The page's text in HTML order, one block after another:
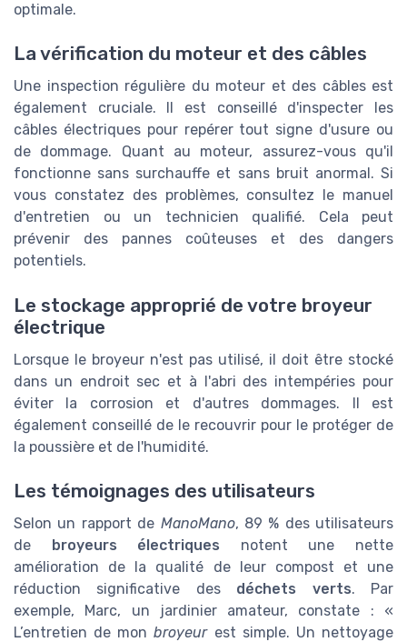
optimale.
La vérification du moteur et des câbles
Une inspection régulière du moteur et des câbles est
également cruciale. Il est conseillé d'inspecter les
câbles électriques pour repérer tout signe d'usure ou
de dommage. Quant au moteur, assurez-vous qu'il
fonctionne sans surchauffe et sans bruit anormal. Si
vous constatez des problèmes, consultez le manuel
d'entretien ou un technicien qualifié. Cela peut
prévenir des pannes coûteuses et des dangers
potentiels.
Le stockage approprié de votre broyeur
électrique
Lorsque le broyeur n'est pas utilisé, il doit être stocké
dans un endroit sec et à l'abri des intempéries pour
éviter la corrosion et d'autres dommages. Il est
également conseillé de le recouvrir pour le protéger de
la poussière et de l'humidité.
Les témoignages des utilisateurs
Selon un rapport de ManoMano, 89 % des utilisateurs
de broyeurs électriques notent une nette
amélioration de la qualité de leur compost et une
réduction significative des déchets verts. Par
exemple, Marc, un jardinier amateur, constate : «
L’entretien de monbroyeurest simple. Un nettoyage